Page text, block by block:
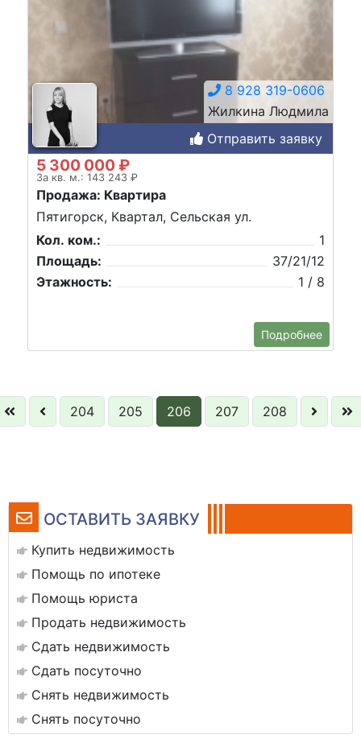
ОСТАВИТЬ ЗАЯВКУ
Купить недвижимость
Помощь по ипотеке
Помощь юриста
Продать недвижимость
Сдать недвижимость
Сдать посуточно
Снять недвижимость
Снять посуточно
8 928 319-0606
Жилкина Людмила
Отправить заявку
5 300 000 ₽
За кв. м.: 143 243 ₽
Продажа: Квартира
Пятигорск, Квартал, Сельская ул.
Кол. ком.:
1
Площадь:
37/21/12
Этажность:
1 / 8
Подробнее
204 205 206 207 208